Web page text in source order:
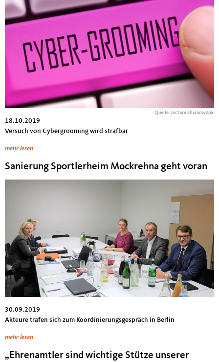
Quelle: picture alliance/dpa
18.10.2019
Versuch von Cybergrooming wird strafbar
mehr lesen
Sanierung Sportlerheim Mockrehna geht voran
30.09.2019
Akteure trafen sich zum Koordinierungsgespräch in Berlin
mehr lesen
„Ehrenamtler sind wichtige Stütze unserer